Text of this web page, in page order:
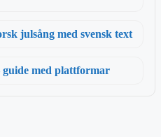
julsång med svensk text
med plattformar